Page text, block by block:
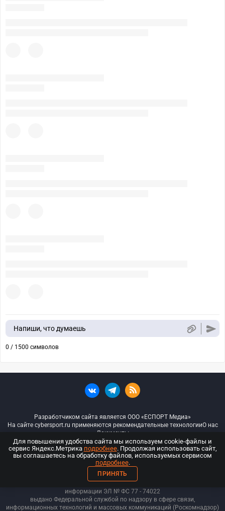
Напиши, что думаешь
0 / 1500 символов
Разработчиком сайта является ООО «ЕСПОРТ Медиа»
На сайте cybersport.ru применяются рекомендательные технологииО нас
Документы
© ООО «Киберспорт.ру» — Все права защищены
18+
ООО «Киберспорт.ру». Свидетельство о регистрации средств массовой
информации ЭЛ № ФС 77 - 74022
выдано Федеральной службой по надзору в сфере связи,
информационных технологий и массовых коммуникаций (Роскомнадзор)
Для повышения удобства сайта мы используем cookie-файлы и
сервис Яндекс.Метрика подробнее. Продолжая использовать сайт,
вы соглашаетесь на обработку файлов, используемых сервисом
подробнее.
ПРИНЯТЬ